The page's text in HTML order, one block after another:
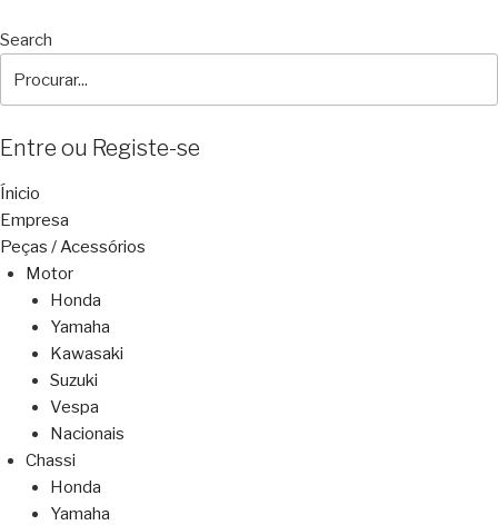
Search
Entre ou Registe-se
Ínicio
Empresa
Peças / Acessórios
Motor
Honda
Yamaha
Kawasaki
Suzuki
Vespa
Nacionais
Chassi
Honda
Yamaha